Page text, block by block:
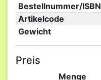
Bestellnummer/ISBN
Artikelcode
Gewicht
Preis
Menge